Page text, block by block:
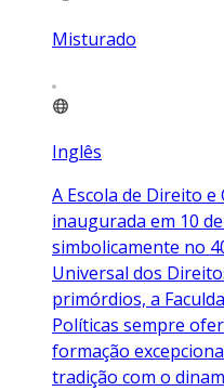
Misturado
Inglês
A Escola de Direito e
inaugurada em 10
simbolicamente no
Universal dos
primórdios, a
Políticas sempre
formação
tradição com o